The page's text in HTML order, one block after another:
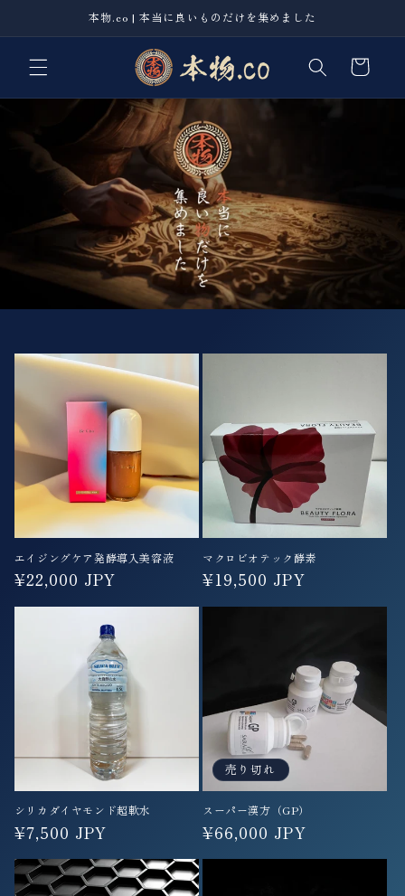
進む
本物.co | 本当に良いものだけを集めました
カ
ー
エイジングケア発酵導入美容液
通
常
¥22,000 JPY
マクロビオテック酵素
通
常
¥19,500 JPY
シリカダイヤモンド超軟水
通
常
価
¥7,500 JPY
売り切れ
スーパー漢方（GP）
通
常
¥66,000 JPY